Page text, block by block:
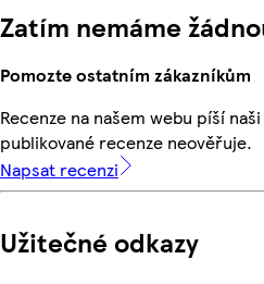
Zatím nemáme
Pomozte ostatním zákazníkům
Recenze na našem webu píší
publikované recenze neověřuje.
Napsat recenzi
Užitečné odkazy